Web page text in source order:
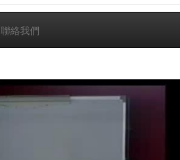
聯絡我們